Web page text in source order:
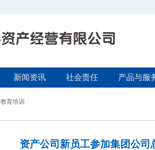
新闻资讯 社会责任 产品与服
教育培训
资产公司新员工参加集团公司